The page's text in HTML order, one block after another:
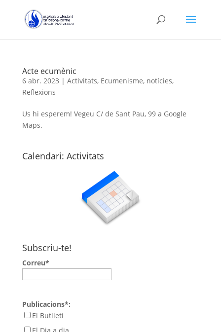
Acte ecumènic
6 abr. 2023 | Activitats, Ecumenisme, notícies,
Reflexions
Us hi esperem! Vegeu C/ de Sant Pau, 99 a Google
Maps.
Calendari: Activitats
Subscriu-te!
Correu*
Publicacions*:
El Butlletí